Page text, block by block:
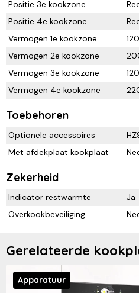
Positie 3e kookzone
Positie 4e kookzone
Vermogen 1e kookzone
Vermogen 2e kookzone
Vermogen 3e kookzone
Vermogen 4e kookzone
Toebehoren
Optionele accessoires
Met afdekplaat kookplaat
Zekerheid
Indicator restwarmte
Ja
Overkookbeveiliging
Gerelateerde
Apparatuur